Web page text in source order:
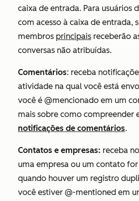
caixa de entrada. Para usuários
com acesso à caixa de entrada,
membros principais receberão
conversas não atribuídas.
Comentários: receba
atividade na qual você está
você é @mencionado em um
mais sobre como compreender
notificações de comentários.
Contatos e empresas: receba
uma empresa ou um contato
quando houver um registro
você estiver @-mentioned em